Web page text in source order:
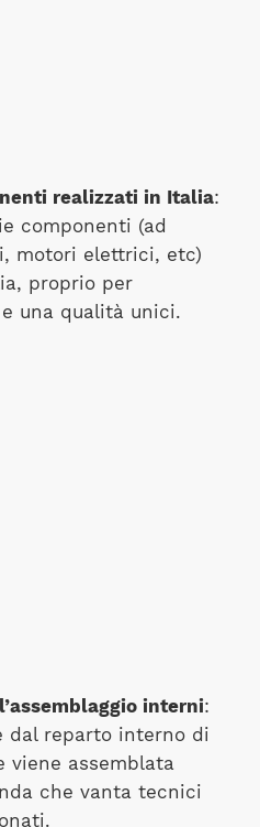
realizzati in Italia:
componenti (ad
motori elettrici, etc)
proprio per
una qualità unici.
interni:
dal reparto interno di
viene assemblata
che vanta tecnici